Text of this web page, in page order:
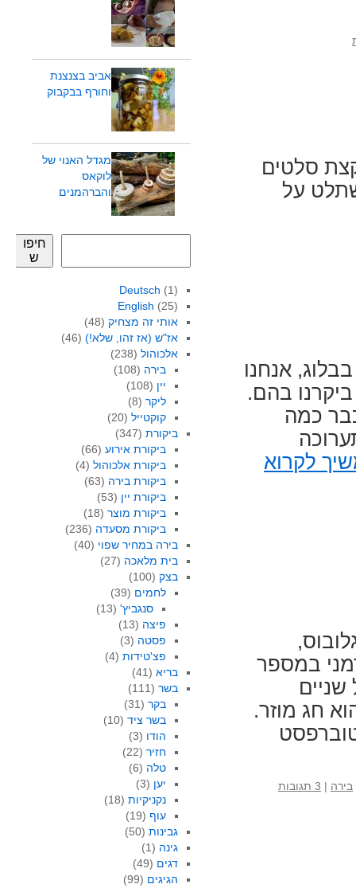
סלטים
על
אנחנו
בהם.
כמה
לקרוא
במספר
חג מוזר.
בירה | 3 תגובות
אביב בצנצנת
וחורף בבקבוק
מגדל האנוי של
לוקאס
והברהמנים
חיפו
ש
Deutsch (1)
English (25)
אותי זה מצחיק(48)
אז"ש (אז זהו, שלא!)(46)
אלכוהול(238)
בירה (108)
יין (108)
ליקר (8)
קוקטייל (20)
ביקורת(347)
ביקורת אירוע (66)
ביקורת אלכוהול (4)
ביקורת בירה (63)
ביקורת יין (53)
ביקורת מוצר (18)
ביקורת מסעדה (236)
בירה במחיר שפוי (40)
בית מלאכה (27)
בצק(100)
לחמים (39)
סנגביץ'(13)
פיצה (13)
פסטה (3)
פצ'טידות (4)
בריא(41)
בשר(111)
בקר (31)
בשר ציד (10)
הודו (3)
חזיר (22)
טלה (6)
יען (3)
נקניקיות (18)
עוף (19)
גבינות(50)
גינה (1)
דגים (49)
הגיגים (99)